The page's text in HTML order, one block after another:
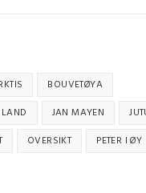
BOUVETØYA
JAN MAYEN
OVERSIKT PETER I ØY